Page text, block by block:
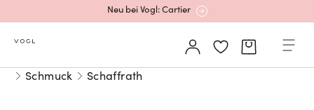
Neu bei Vogl: Cartier
Mehr erfahren: Ikonische Uhren von Cartier
Schmuck Schaffrath